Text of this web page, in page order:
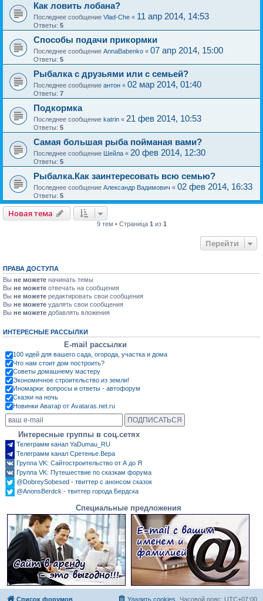
Как ловить лобана?
Последнее сообщение Vlad-Che « 11 апр 2014, 14:53
Ответы: 5
Способы подачи прикормки
Последнее сообщение AnnaBabenko « 07 апр 2014, 15:00
Ответы: 5
Рыбалка с друзьями или с семьей?
Последнее сообщение антон « 02 мар 2014, 01:40
Ответы: 7
Подкормка
Последнее сообщение katrin « 21 фев 2014, 10:53
Ответы: 5
Самая большая рыба пойманая вами?
Последнее сообщение Шейла « 20 фев 2014, 12:30
Ответы: 5
Рыбалка.Как заинтересовать всю семью?
Последнее сообщение Александр Вадимович « 02 фев 2014, 16:33
Ответы: 5
Новая тема
9 тем • Страница 1 из 1
Перейти
ПРАВА ДОСТУПА
Вы не можете начинать темы
Вы не можете отвечать на сообщения
Вы не можете редактировать свои сообщения
Вы не можете удалять свои сообщения
Вы не можете добавлять вложения
ИНТЕРЕСНЫЕ РАССЫЛКИ
E-mail рассылки
100 идей для вашего сада, огорода, участка и дома
Что нам стоит дом построить?
Советы домашнему мастеру
Экономичное строительство из земли!
Иномарки: вопросы и ответы - автофорум
Сказки на ночь
Новинки Аватар от Avataras.net.ru
Интересные группы в соц.сетях
Телеграмм канал YaDumau_RU
Телеграмм канал Сретенье.Вера
Группа VK: Сайтостроительство от А до Я
Группа VK: Путешествие по сказкам форума
@DobreySobesed - твиттер с анонсом сказок
@AnonsBerdck - твиттер города Бердска
Специальные предложения
Список форумов Часовой пояс: UTC+07:00
Удалить cookies